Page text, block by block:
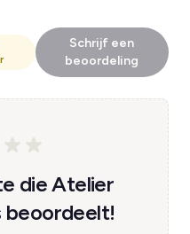
Schrijf een
beoordeling
die Atelier
beoordeelt!